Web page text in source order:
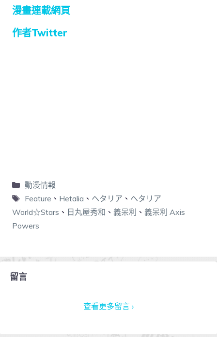
漫畫連載網頁
作者Twitter
動漫情報
Feature 、 Hetalia 、 ヘタリア 、 ヘタリア
World☆Stars 、 日丸屋秀和 、 義呆利 、 義呆利 Axis
Powers
留言
查看更多留言 ›